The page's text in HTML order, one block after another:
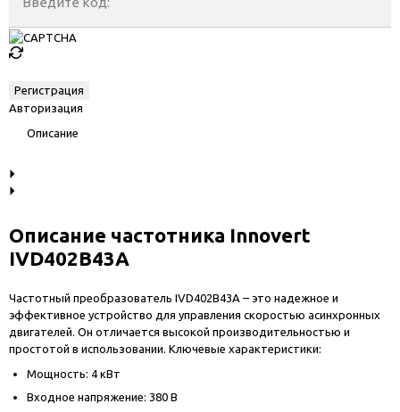
Авторизация
Описание
Описание частотника Innovert
IVD402B43A
Частотный преобразователь IVD402B43A – это надежное и
эффективное устройство для управления скоростью асинхронных
двигателей. Он отличается высокой производительностью и
простотой в использовании. Ключевые характеристики:
Мощность: 4 кВт
Входное напряжение: 380 В